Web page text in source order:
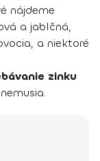
nájdeme
a jablčná,
a niektoré
zinku